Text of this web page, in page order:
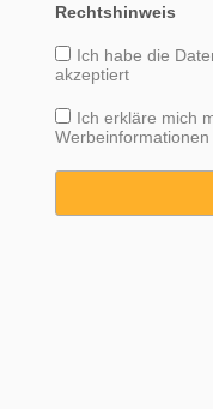
Rechtshinweis
Ich habe die
akzeptiert
Ich erkläre mich